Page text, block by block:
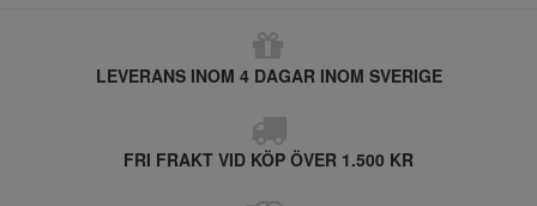
LEVERANS INOM 4 DAGAR INOM SVERIGE
FRI FRAKT VID KÖP ÖVER 1.500 KR